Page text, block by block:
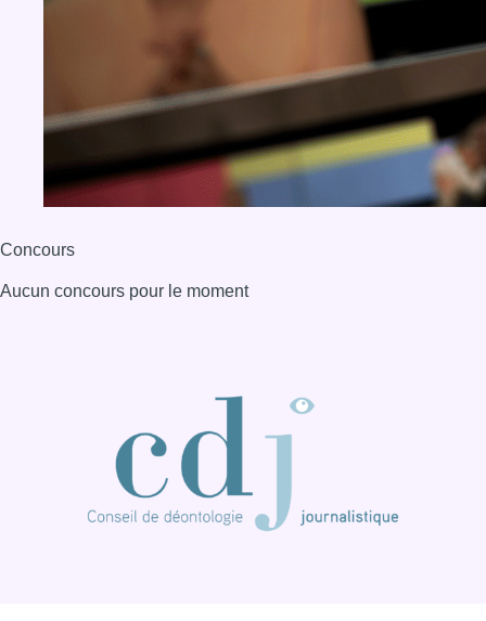
Concours
Aucun concours pour le moment